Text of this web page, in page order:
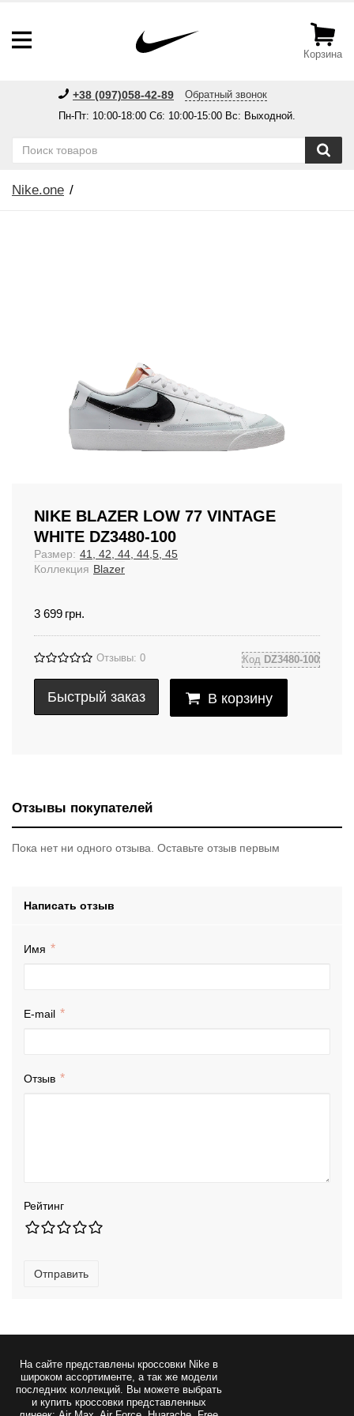
Корзина
+38 (097)058-42-89
Обратный звонок
Пн-Пт: 10:00-18:00 Сб: 10:00-15:00 Вс: Выходной.
Nike.one
NIKE BLAZER LOW 77 VINTAGE
WHITE DZ3480-100
Размер: 41, 42, 44, 44,5, 45
Коллекция Blazer
3 699 грн.
Отзывы: 0 Код DZ3480-100
Быстрый заказ В корзину
Отзывы покупателей
Пока нет ни одного отзыва. Оставьте отзыв первым
Написать отзыв
Имя
E-mail
Отзыв
Рейтинг
Отправить
На сайте представлены кроссовки Nikeв
широком ассортименте, а так же модели
последних коллекций. Вы можете выбрать
и купить кроссовки представленных